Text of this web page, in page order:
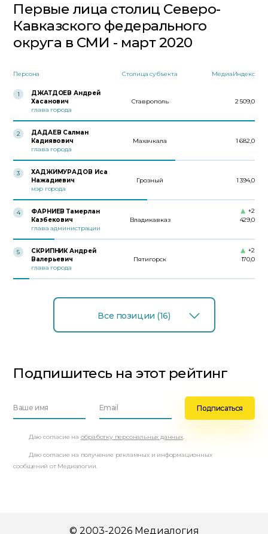
Первые лица столиц Северо-
Кавказского федерального
округа в СМИ - март 2020
Персона Столица субъекта МедиаИндекс
1
ДЖАТДОЕВ Андрей
Хасанович
глава города
Ставрополь 2 509,0
2
ДАДАЕВ Салман
Кадиявович
глава города
Махачкала 1 682,0
3
ХАДЖИМУРАДОВ Иса
Нажадиевич
мэр города
Грозный 1 394,0
4
ФАРНИЕВ Тамерлан
Казбекович
глава администрации
Владикавказ 429,0
+2
5
СКРИПНИК Андрей
Валерьевич
глава города
Пятигорск 170,0
+2
Все позиции (16)
Подпишитесь на этот рейтинг
Даю согласие на обработку персональных данных.
Даю согласие на получение рекламных и информационных
сообщений от Медиалогии.
© 2003-2026 Медиалогия